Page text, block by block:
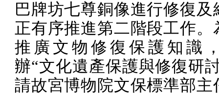
巴牌坊七尊銅像進行修復及
正有序推進第二階段工作。
推廣文物修復保護知識
辦“文化遺產保護與修復研
請故宮博物院文保標準部主